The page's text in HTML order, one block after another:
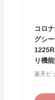
コロ
グシ
り機
楽天ビ